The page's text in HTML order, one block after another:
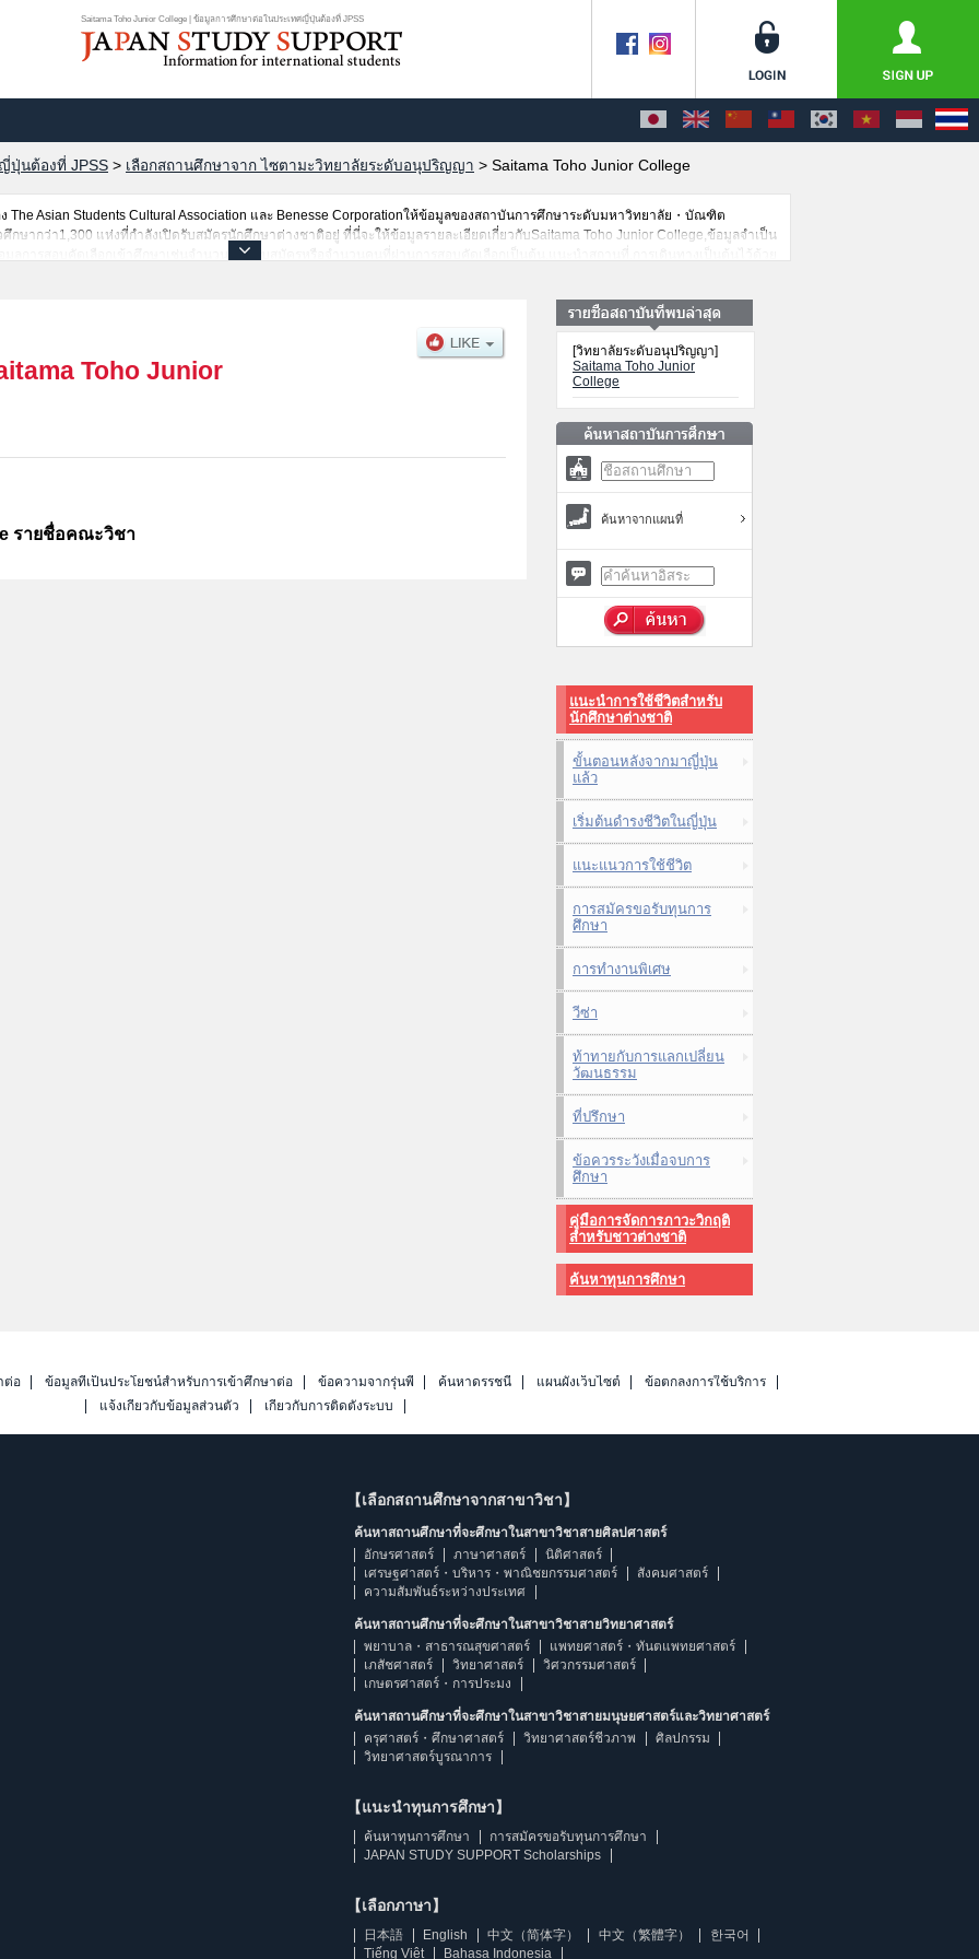
Saitama Toho Junior College | ข้อมูลการศึกษาต่อในประเทศญี่ปุ่นต้องที่ JPSS
ปุ่นต้องที่ JPSS > เลือกสถานศึกษาจาก ไซตามะวิทยาลัยระดับอนุปริญญา > Saitama Toho Junior College
The Asian Students Cultural Association และ Benesse Corporationให้ข้อมูลของสถาบันการศึกษาระดับมหาวิทยาลัย・บัณฑิต
ษากว่า1,300 แห่งที่กำลังเปิดรับสมัครนักศึกษาต่างชาติอยู่ ที่นี่จะให้ข้อมูลรายละเอียดเกี่ยวกับSaitama Toho Junior College,ข้อมูลจำเป็น
ลการสอบคัดเลือกเข้าศึกษาเช่นจำนวนคนที่รับสมัครหรือจำนวนคนที่ผ่านการสอบคัดเลือกเป็นต้น,แนะนำสถานที่,การเดินทางเป็นต้นไว้ด้วย
Toho Junior
รายชื่อคณะวิชา
[วิทยาลัยระดับอนุปริญญา]
Saitama Toho Junior
College
ค้นหาจากแผนที่
แนะนำการใช้ชีวิตสำหรับ
นักศึกษาต่างชาติ
ขั้นตอนหลังจากมาญี่ปุ่น
แล้ว
เริ่มต้นดำรงชีวิตในญี่ปุ่น
แนะแนวการใช้ชีวิต
การสมัครขอรับทุนการ
ศึกษา
การทำงานพิเศษ
วีซ่า
ท้าทายกับการแลกเปลี่ยน
วัฒนธรรม
ที่ปรึกษา
ข้อควรระวังเมื่อจบการ
ศึกษา
คู่มือการจัดการภาวะวิกฤติ
สำหรับชาวต่างชาติ
ค้นหาทุนการศึกษา
ต่อ ข้อมูลที่เป็นประโยชน์สำหรับการเข้าศึกษาต่อ ข้อความจากรุ่นพี่ ค้นหาดรรชนี แผนผังเว็บไซต์
ข้อตกลงการใช้บริการ
แจ้งเกี่ยวกับข้อมูลส่วนตัว
เกี่ยวกับการติดตั้งระบบ
【เลือกสถานศึกษาจากสาขาวิชา】
ค้นหาสถานศึกษาที่จะศึกษาในสาขาวิชาสายศิลปศาสตร์
อักษรศาสตร์
ภาษาศาสตร์
นิติศาสตร์
เศรษฐศาสตร์・บริหาร・พาณิชยกรรมศาสตร์
สังคมศาสตร์
ความสัมพันธ์ระหว่างประเทศ
ค้นหาสถานศึกษาที่จะศึกษาในสาขาวิชาสายวิทยาศาสตร์
พยาบาล・สาธารณสุขศาสตร์
แพทยศาสตร์・ทันตแพทยศาสตร์
เภสัชศาสตร์
วิทยาศาสตร์
วิศวกรรมศาสตร์
เกษตรศาสตร์・การประมง
ค้นหาสถานศึกษาที่จะศึกษาในสาขาวิชาสายมนุษยศาสตร์และวิทยาศาสตร์
ครุศาสตร์・ศึกษาศาสตร์
วิทยาศาสตร์ชีวภาพ
ศิลปกรรม
วิทยาศาสตร์บูรณาการ
【แนะนำทุนการศึกษา】
ค้นหาทุนการศึกษา
การสมัครขอรับทุนการศึกษา
JAPAN STUDY SUPPORT Scholarships
【เลือกภาษา】
日本語 English 中文（简体字） 中文（繁體字）
한국어
Tiếng Việt
Bahasa Indonesia